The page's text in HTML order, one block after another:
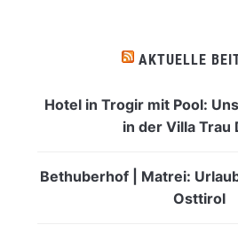
AKTUELLE
Hotel in Trogir mit Pool:
in der Villa Trau
Bethuberhof | Matrei:
Osttirol